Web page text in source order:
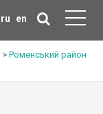
ru en
> Роменський район